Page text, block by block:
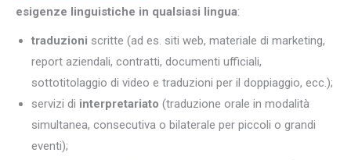
esigenze linguistiche in qualsiasi lingua:
traduzioni scritte (ad es. siti web, materiale di marketing,
report aziendali, contratti, documenti ufficiali,
sottotitolaggio di video e traduzioni per il doppiaggio, ecc.);
servizi di interpretariato (traduzione orale in modalità
simultanea, consecutiva o bilaterale per piccoli o grandi
eventi);